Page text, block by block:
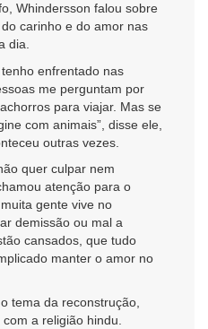
Whindersson falou sobre
carinho e do amor nas
dia.
enfrentado nas
me perguntam por
para viajar. Mas se
com animais”, disse ele,
outras vezes.
quer culpar nem
atenção para o
gente vive no
demissão ou mal a
cansados, que tudo
manter o amor no
tema da reconstrução,
a religião hindu.